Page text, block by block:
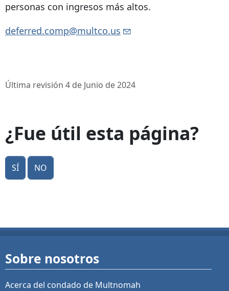
personas con ingresos más altos.
deferred.comp@multco.us
Última revisión 4 de Junio de 2024
¿Fue útil esta página?
Sí No
Sobre nosotros
Acerca del condado de Multnomah